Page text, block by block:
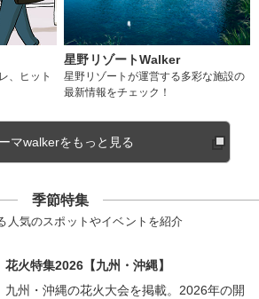
、ヒット
星野リゾートWalker
星野リゾートが運営する多彩な施設の
最新情報をチェック！
マwalkerをもっと見る
季節特集
人気のスポットやイベントを紹介
花火特集2026【九州・沖縄】
九州・沖縄の花火大会を掲載。2026年の開